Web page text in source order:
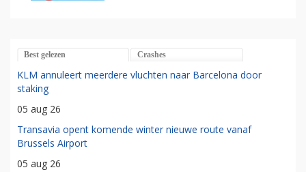
Best gelezen Crashes
KLM annuleert meerdere vluchten naar Barcelona door
staking
05 aug 26
Transavia opent komende winter nieuwe route vanaf
Brussels Airport
05 aug 26